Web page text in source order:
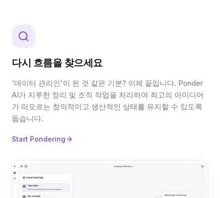
다시 흐름을 찾으세요
'데이터 관리인'이 된 것 같은 기분? 이제 끝입니다. Ponder
AI가 지루한 정리 및 조직 작업을 처리하여 최고의 아이디어
가 떠오르는 창의적이고 생산적인 상태를 유지할 수 있도록
돕습니다.
Start Pondering